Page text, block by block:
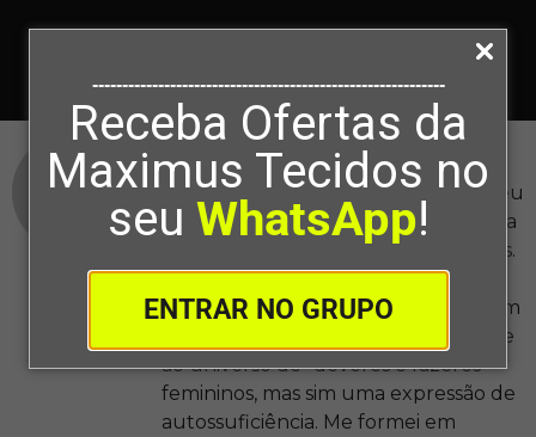
-----------------------------------------------------------
Receba Ofertas da
Maximus Tecidos no
seu WhatsApp!
ENTRAR NO GRUPO
Karina Sampaio
Oi, eu sou a Karina. Como muitas, meu
primeiro contato com a costura foi na
infância através de minha mãe e avós.
Os trabalhos manuais em minha
família sempre foram celebrados com
prazer e não eram limitados somente
ao universo de “deveres e fazeres”
femininos, mas sim uma expressão de
autossuficiência. Me formei em